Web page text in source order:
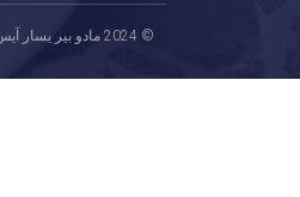
© 2024 مادو بير يسار آيس كريم ومكونات غذائية. هي مؤسسة.